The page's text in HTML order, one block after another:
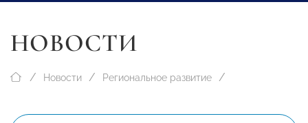
НОВОСТИ
Новости Региональное развитие